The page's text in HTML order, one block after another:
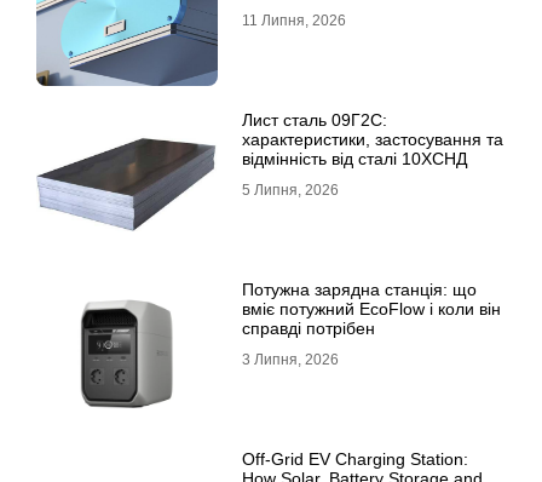
11 Липня, 2026
Лист сталь 09Г2С:
характеристики, застосування та
відмінність від сталі 10ХСНД
5 Липня, 2026
Потужна зарядна станція: що
вміє потужний EcoFlow і коли він
справді потрібен
3 Липня, 2026
Off-Grid EV Charging Station: